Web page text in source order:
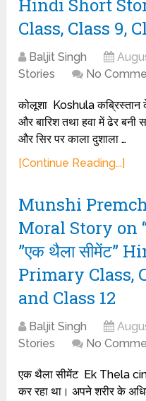
Hindi Short
Class, Class 9,
Baljit Singh
Stories
No
कोलूशा Koshula कब्रिस्तान
और बारिश तथा हवा में ढेर बनी
और सिर पर काला दुशाला …
[Continue Reading...]
Munshi
Moral Story on
”एक थैला सीमेंट”
Primary Class,
and Class 12
Baljit Singh
Stories
No
एक थैला सीमेंट Ek Thela
कर रहा था। अपने शरीर के